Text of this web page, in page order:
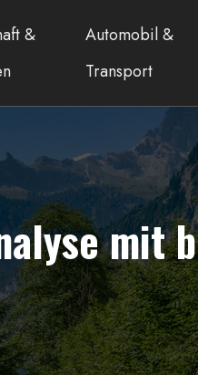
&
Automobil &
Transport
mit